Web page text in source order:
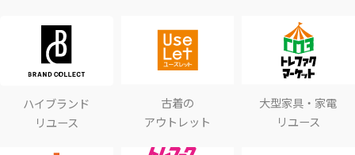
ハイブランド
リユース
古着の
アウトレット
大型家具・家電
リユース